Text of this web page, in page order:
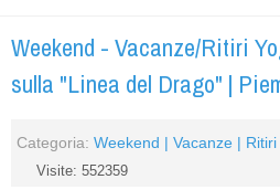
Weekend - Vacanze/Ritiri
sulla "Linea del Drago" |
Categoria: Weekend | Vacanze |
Visite: 552359